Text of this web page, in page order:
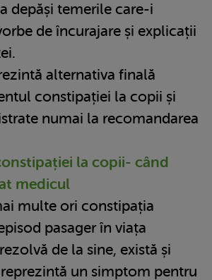
depăși temerile care-i
de încurajare și explicații
alternativa finală
constipației la copii și
numai la recomandarea
la copii- când
medicul
multe ori constipația
pasager în viața
de la sine, există și
un simptom pentru